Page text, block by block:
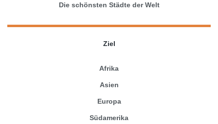
Die schönsten Städte der Welt
Ziel
Afrika
Asien
Europa
Südamerika